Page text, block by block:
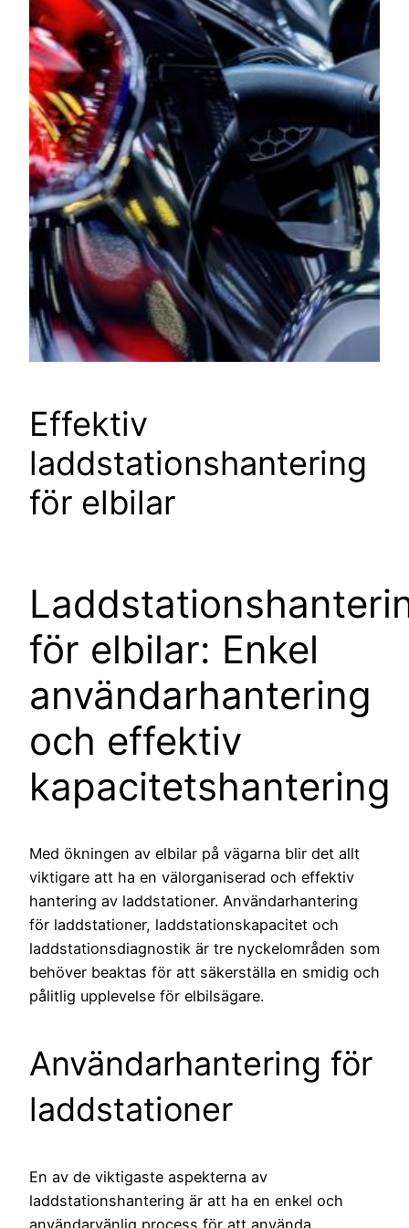
Effektiv
laddstationshantering
för elbilar
för elbilar: Enkel
användarhantering
och effektiv
kapacitetshantering
Med ökningen av elbilar på vägarna blir det allt
viktigare att ha en välorganiserad och effektiv
hantering av laddstationer. Användarhantering
för laddstationer, laddstationskapacitet och
laddstationsdiagnostik är tre nyckelområden som
behöver beaktas för att säkerställa en smidig och
pålitlig upplevelse för elbilsägare.
Användarhantering för
laddstationer
En av de viktigaste aspekterna av
laddstationshantering är att ha en enkel och
användarvänlig process för att använda